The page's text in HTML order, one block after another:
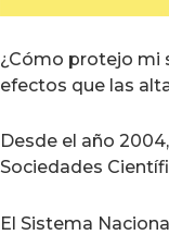
¿Cómo protejo mi
efectos que las
Desde el año
Sociedades
El Sistema